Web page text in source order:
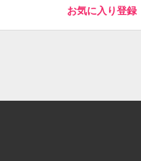
お気に入り登録